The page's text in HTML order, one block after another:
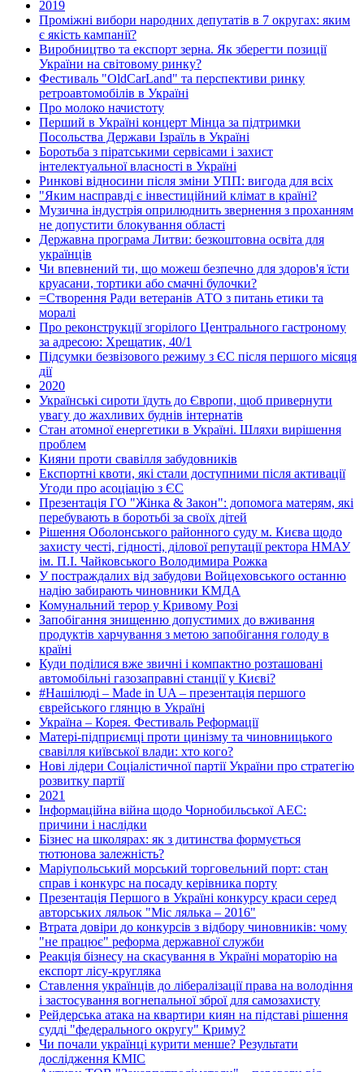
2019
Проміжні вибори народних депутатів в 7 округах: яким
є якість кампанії?
Виробництво та експорт зерна. Як зберегти позиції
України на світовому ринку?
Фестиваль "OldCarLand" та перспективи ринку
ретроавтомобілів в Україні
Про молоко начистоту
Перший в Україні концерт Мінца за підтримки
Посольства Держави Ізраїль в Україні
Боротьба з піратськими сервісами і захист
інтелектуальної власності в Україні
Ринкові відносини після зміни УПП: вигода для всіх
"Яким насправді є інвестиційний клімат в країні?
Музична індустрія оприлюднить звернення з проханням
не допустити блокування області
Державна програма Литви: безкоштовна освіта для
українців
Чи впевнений ти, що можеш безпечно для здоров'я їсти
круасани, тортики або смачні булочки?
=Створення Ради ветеранів АТО з питань етики та
моралі
Про реконструкції згорілого Центрального гастроному
за адресою: Хрещатик, 40/1
Підсумки безвізового режиму з ЄС після першого місяця
дії
2020
Українські сироти їдуть до Європи, щоб привернути
увагу до жахливих буднів інтернатів
Стан атомної енергетики в Україні. Шляхи вирішення
проблем
Кияни проти свавілля забудовників
Експортні квоти, які стали доступними після активації
Угоди про асоціацію з ЄС
Презентація ГО "Жінка & Закон": допомога матерям, які
перебувають в боротьбі за своїх дітей
Рішення Оболонського районного суду м. Києва щодо
захисту честі, гідності, ділової репутації ректора НМАУ
ім. П.І. Чайковського Володимира Рожка
У постраждалих від забудови Войцеховського останню
надію забирають чиновники КМДА
Комунальний терор у Кривому Розі
Запобігання знищенню допустимих до вживання
продуктів харчування з метою запобігання голоду в
країні
Куди поділися вже звичні і компактно розташовані
автомобільні газозаправні станції у Києві?
#Нашілюді – Made in UA – презентація першого
єврейського глянцю в Україні
Україна – Корея. Фестиваль Реформації
Матері-підприємці проти цинізму та чиновницького
свавілля київської влади: хто кого?
Нові лідери Соціалістичної партії України про стратегію
розвитку партії
2021
Інформаційна війна щодо Чорнобильської АЕС:
причини і наслідки
Бізнес на школярах: як з дитинства формується
тютюнова залежність?
Маріупольський морський торговельний порт: стан
справ і конкурс на посаду керівника порту
Презентація Першого в Україні конкурсу краси серед
авторських ляльок "Міс лялька – 2016"
Втрата довіри до конкурсів з відбору чиновників: чому
"не працює" реформа державної служби
Реакція бізнесу на скасування в Україні мораторію на
експорт лісу-кругляка
Ставлення українців до лібералізації права на володіння
і застосування вогнепальної зброї для самозахисту
Рейдерська атака на квартири киян на підставі рішення
судді "федерального округу" Криму?
Чи почали українці курити менше? Результати
дослідження КМІС